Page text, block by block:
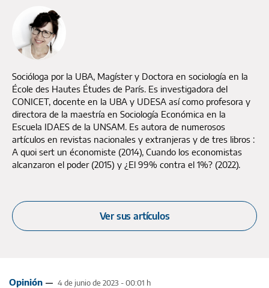
Socióloga por la UBA, Magíster y Doctora en sociología en la
École des Hautes Études de París. Es investigadora del
CONICET, docente en la UBA y UDESA así como profesora y
directora de la maestría en Sociología Económica en la
Escuela IDAES de la UNSAM. Es autora de numerosos
artículos en revistas nacionales y extranjeras y de tres libros :
A quoi sert un économiste (2014), Cuando los economistas
alcanzaron el poder (2015) y ¿El 99% contra el 1%? (2022).
Ver sus artículos
Opinión 4 de junio de 2023 - 00:01 h